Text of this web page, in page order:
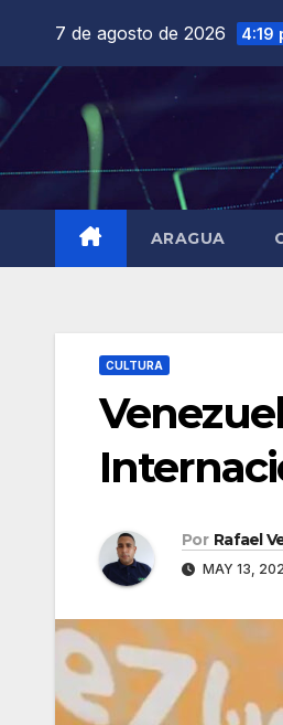
contenido
7 de agosto de 2026 4:19
ARAGUA
CULTURA
Por Rafael
MAY 13,